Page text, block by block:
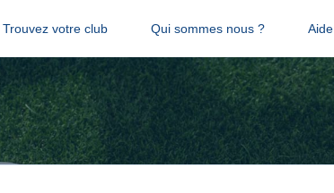
Trouvez votre club Qui sommes nous ? Aide